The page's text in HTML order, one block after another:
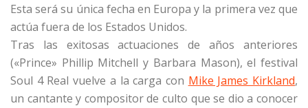
Esta será su única fecha en Europa y la primera vez que
actúa fuera de los Estados Unidos.
Tras las exitosas actuaciones de años anteriores
(«Prince» Phillip Mitchell y Barbara Mason), el festival
Soul 4 Real vuelve a la carga con Mike James Kirkland,
un cantante y compositor de culto que se dio a conocer